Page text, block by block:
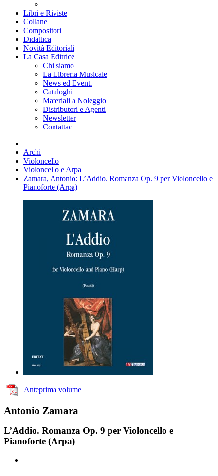
Libri e Riviste
Collane
Compositori
Didattica
Novità Editoriali
La Casa Editrice
Chi siamo
La Libreria Musicale
News ed Eventi
Cataloghi
Materiali a Noleggio
Distributori e Agenti
Newsletter
Contattaci
Archi
Violoncello
Violoncello e Arpa
Zamara, Antonio: L’Addio. Romanza Op. 9 per Violoncello e
Pianoforte (Arpa)
Anteprima volume
Antonio Zamara
L’Addio. Romanza Op. 9 per Violoncello e
Pianoforte (Arpa)